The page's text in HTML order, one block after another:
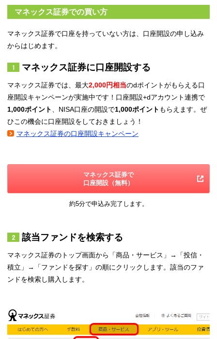
マネックス証券での買い方
マネックス証券で口座を持っていない方は、口座開設の申し込み
からはじめます。
マネックス証券に口座開設する
マネックス証券では、最大2,000円相当のdポイントがもらえる口
座開設キャンペーンが実施中です！口座開設+dアカウント連携で
1,000ポイント
、NISA口座の開設で1,000ポイント もらえます。ぜ
ひこの機会に口座開設をしておきましょう！
マネックス証券の口座開設キャンペーン
マネックス証券で
口座開設（無料）
約5分で申込み完了します。
該当ファンドを検索する
マネックス証券のトップ画面から「商品・サービス」→「投信・
積立」→「ファンドを探す」の順にクリックします。該当のファ
ンドを検索し購入します。